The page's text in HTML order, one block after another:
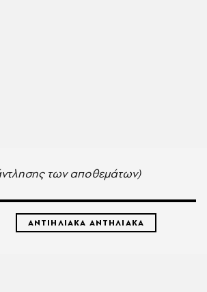
των αποθεμάτων)
ΑΝΤΙΗΛΙΑΚΑ ΑΝΤΗΛΙΑΚΑ